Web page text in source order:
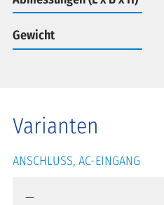
Gewicht
Varianten
ANSCHLUSS, AC-EINGANG